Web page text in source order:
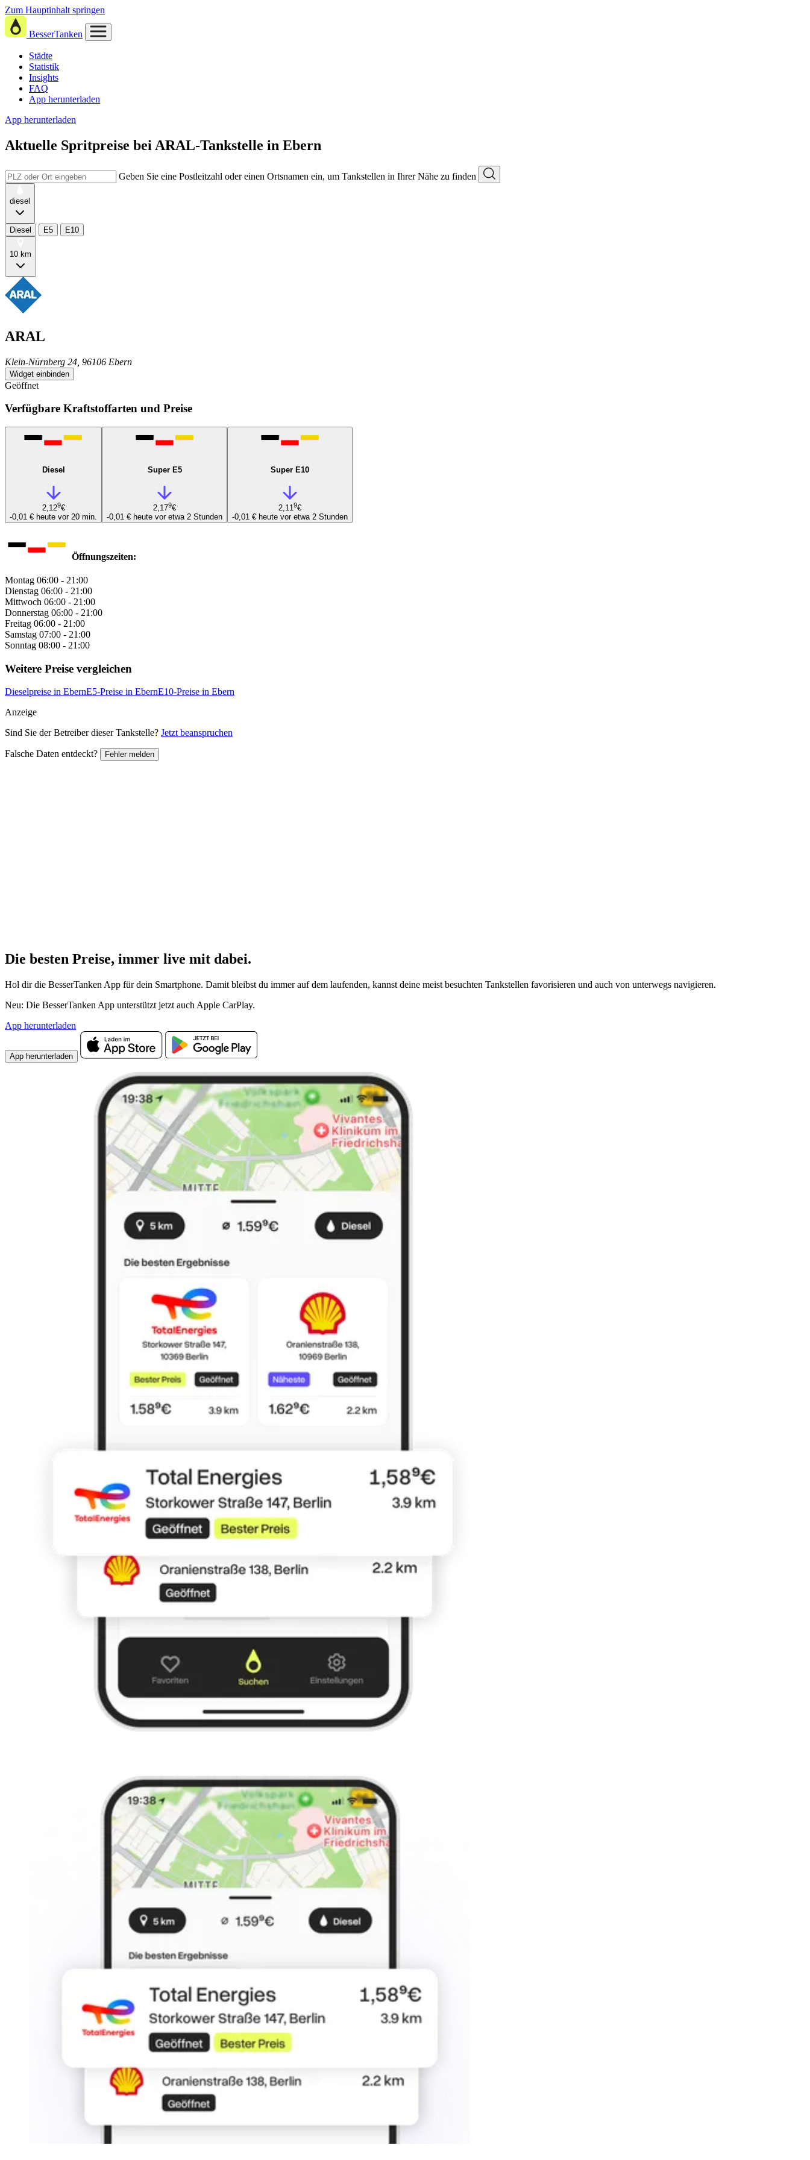
Zum Hauptinhalt springen
BesserTanken
Städte
Statistik
Insights
FAQ
App herunterladen
App herunterladen
Aktuelle Spritpreise bei ARAL-Tankstelle in Ebern
Geben Sie eine Postleitzahl oder einen Ortsnamen ein, um Tankstellen in Ihrer Nähe zu finden
diesel
Diesel E5 E10
10 km
ARAL
Klein-Nürnberg 24, 96106 Ebern
Widget einbinden
Geöffnet
Verfügbare Kraftstoffarten und Preise
Diesel
2,129€
-0,01 € heute vor 20 min.
Super E5
2,179€
-0,01 € heute vor etwa 2 Stunden
Super E10
2,119€
-0,01 € heute vor etwa 2 Stunden
Öffnungszeiten:
Montag 06:00 - 21:00
Dienstag 06:00 - 21:00
Mittwoch 06:00 - 21:00
Donnerstag 06:00 - 21:00
Freitag 06:00 - 21:00
Samstag 07:00 - 21:00
Sonntag 08:00 - 21:00
Weitere Preise vergleichen
Dieselpreise in EbernE5-Preise in EbernE10-Preise in Ebern
Anzeige
Sind Sie der Betreiber dieser Tankstelle? Jetzt beanspruchen
Falsche Daten entdeckt? Fehler melden
Die besten Preise, immer live mit dabei.
Hol dir die BesserTanken App für dein Smartphone. Damit bleibst du immer auf dem laufenden, kannst deine meist besuchten Tankstellen favorisieren und auch von unterwegs navigieren.
Neu: Die BesserTanken App unterstützt jetzt auch Apple CarPlay.
App herunterladen
App herunterladen